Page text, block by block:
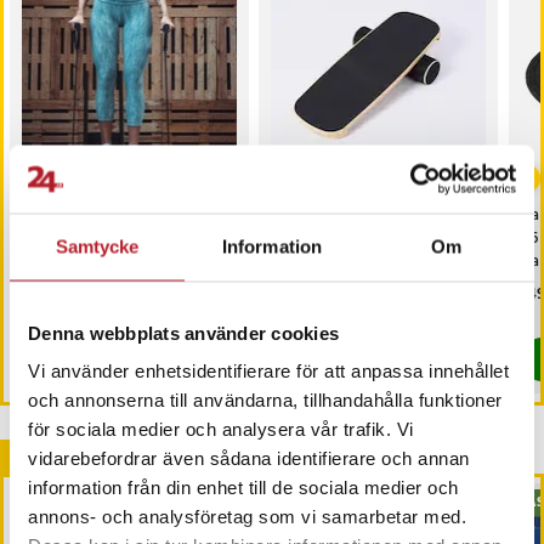
Samtycke Information Om
Denna webbplats använder cookies
Vi använder enhetsidentifierare för att anpassa innehållet
och annonserna till användarna, tillhandahålla funktioner
för sociala medier och analysera vår trafik. Vi
vidarebefordrar även sådana identifierare och annan
information från din enhet till de sociala medier och
annons- och analysföretag som vi samarbetar med.
motståndsband 60 cm /
balansboll träningsboll med
handtag / balansplatta för
balans och styrka
hemma
Andra köpte också